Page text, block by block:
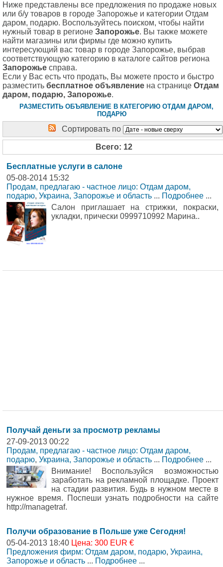
Ниже представлены все предложения по продаже новых
или б/у товаров в городе Запорожье и категории Отдам
даром, подарю. Воспользуйтесь поиском, чтобы найти
нужный товар в регионе Запорожье. Вы также можете
найти магазины или фирмы где можно купить
интересующий вас товар в городе Запорожье, выбрав
соответствующую категорию в каталоге сайтов региона
Запорожье справа.
Если у Вас есть что продать, Вы можете просто и быстро
разместить бесплатное объявление на странице Отдам
даром, подарю, Запорожье.
РАЗМЕСТИТЬ ОБЪЯВЛЕНИЕ В КАТЕГОРИЮ ОТДАМ ДАРОМ,
ПОДАРЮ
Сортировать по
Всего: 12
Бесплатные услуги в салоне
05-08-2014 15:32
Продам, предлагаю - частное лицо: Отдам даром,
подарю, Украина, Запорожье и область ... Подробнее ...
Салон приглашает на стрижки, покраски,
укладки, прически 0999710992 Марина..
Получай деньги за просмотр рекламы
27-09-2013 00:22
Продам, предлагаю - частное лицо: Отдам даром,
подарю, Украина, Запорожье и область ... Подробнее ...
Внимание! Воспользуйся возможностью
заработать на рекламной площадке. Проект
на стадии развития. Будь в нужном месте в
нужное время. Поспеши узнать подробности на сайте
http://managetraf.
Получи образование в Польше уже Сегодня!
05-04-2013 18:40 Цена: 300 EUR €
Предложения фирм: Отдам даром, подарю, Украина,
Запорожье и область ... Подробнее ...